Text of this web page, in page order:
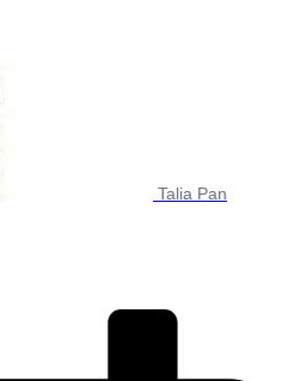
Talia Pan